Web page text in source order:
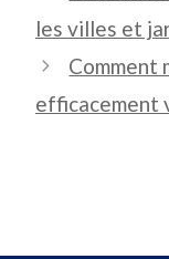
les villes et
Comment
efficacement